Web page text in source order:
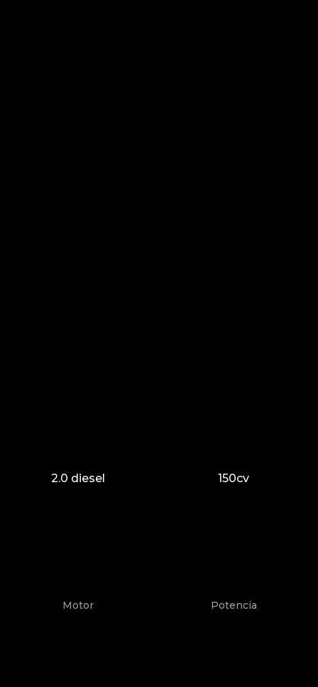
2.0 diesel
Motor
150cv
Potencia